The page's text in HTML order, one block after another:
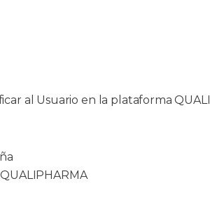
al Usuario en la plataforma